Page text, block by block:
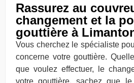
Rassurez au
changement et la
gouttière à
Vous cherchez le spécialiste
concerne votre gouttière.
que voulez effectuer, le
votre gouttière, sachez que le